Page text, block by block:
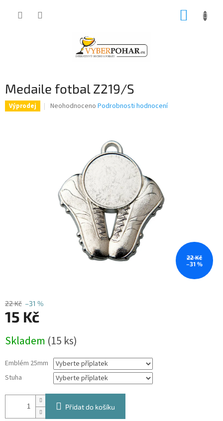
Medaile fotbal Z219/S
Výprodej
Průměrné
hvězdiček.
Neohodnoceno Podrobnosti hodnocení
22 Kč
–31 %
22 Kč –31 %
15 Kč
cena:
Skladem (15 ks)
Emblém 25mm
Stuha
Přidat do košíku